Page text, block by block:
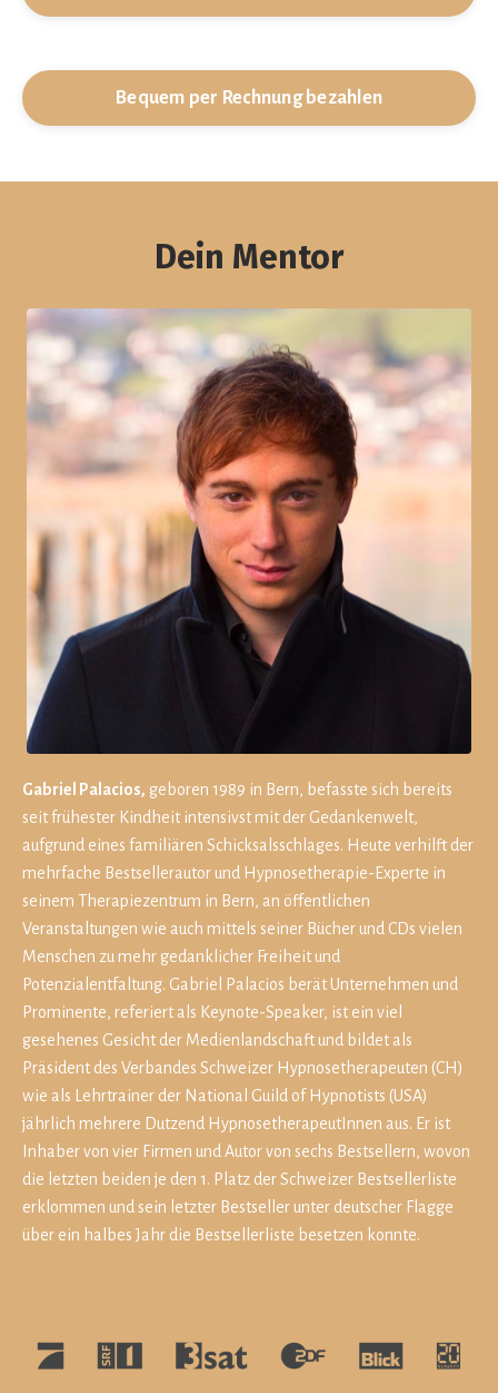
Bequem per Rechnung bezahlen
Dein Mentor
Gabriel Palacios, geboren 1989 in Bern, befasste sich bereits
seit frühester Kindheit intensivst mit der Gedankenwelt,
aufgrund eines familiären Schicksalsschlages. Heute verhilft der
mehrfache Bestsellerautor und Hypnosetherapie-Experte in
seinem Therapiezentrum in Bern, an öffentlichen
Veranstaltungen wie auch mittels seiner Bücher und CDs vielen
Menschen zu mehr gedanklicher Freiheit und
Potenzialentfaltung. Gabriel Palacios berät Unternehmen und
Prominente, referiert als Keynote-Speaker, ist ein viel
gesehenes Gesicht der Medienlandschaft und bildet als
Präsident des Verbandes Schweizer Hypnosetherapeuten (CH)
wie als Lehrtrainer der National Guild of Hypnotists (USA)
jährlich mehrere Dutzend HypnosetherapeutInnen aus. Er ist
Inhaber von vier Firmen und Autor von sechs Bestsellern, wovon
die letzten beiden je den 1. Platz der Schweizer Bestsellerliste
erklommen und sein letzter Bestseller unter deutscher Flagge
über ein halbes Jahr die Bestsellerliste besetzen konnte.